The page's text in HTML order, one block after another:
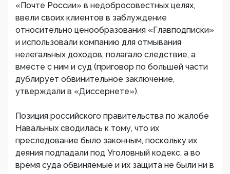
«Почте России» в недобросовестных целях,
ввели своих клиентов в заблуждение
относительно ценообразования «Главподписки»
и использовали компанию для отмывания
нелегальных доходов, полагало следствие, а
вместе с ним и суд (приговор по большей части
дублирует обвинительное заключение,
утверждали в «Диссернете»).
Позиция российского правительства по жалобе
Навальных сводилась к тому, что их
преследование было законным, поскольку их
деяния подпадали под Уголовный кодекс, а во
время суда обвиняемые и их защита не были ни в